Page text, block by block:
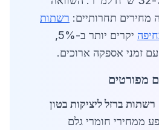
מחירים תחרותיים: רשתות
יקרים יותר ב-5%,
עם זמני אספקה ארוכים.
מפורטים
רשתות ברזל ליציקות בטון
ממחירי חומרי גלם